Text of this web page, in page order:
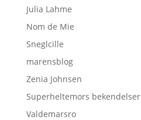
Julia Lahme
Nom de Mie
Sneglcille
marensblog
Zenia Johnsen
Superheltemors bekendelser
Valdemarsro